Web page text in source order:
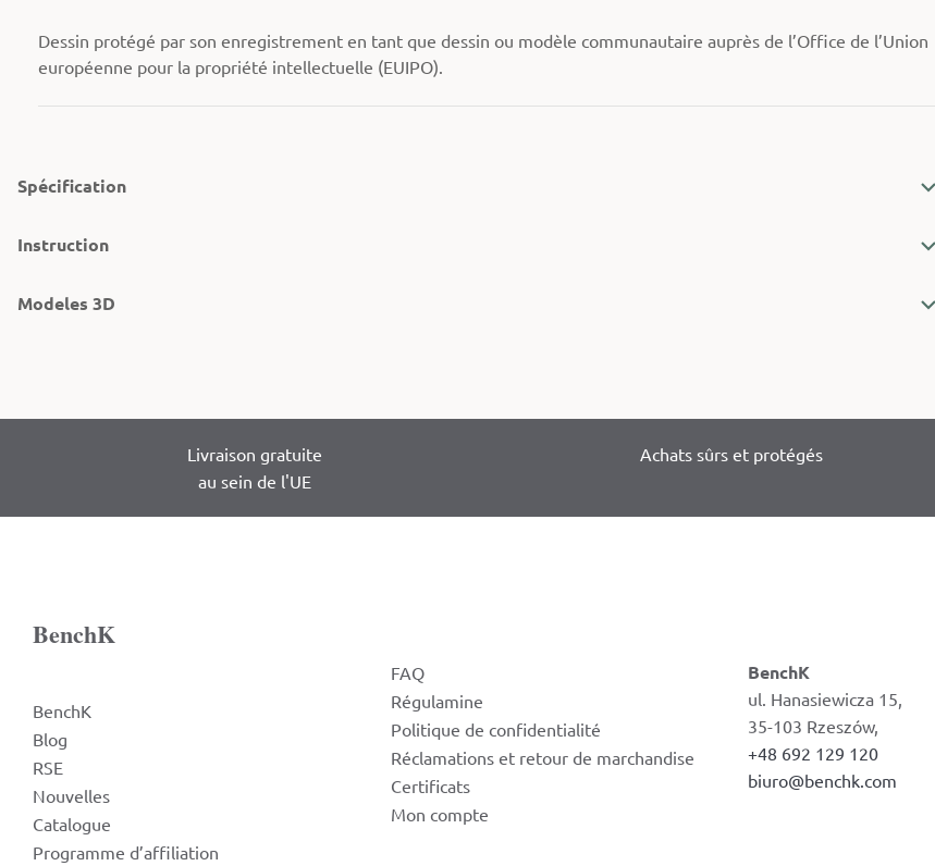
Dessin protégé par son enregistrement en tant que dessin ou modèle communautaire auprès de l’Office de l’Union
européenne pour la propriété intellectuelle (EUIPO).
Spécification
Instruction
Modeles 3D
Livraison gratuite
au sein de l'UE
Achats sûrs et protégés
BenchK
BenchK
Blog
RSE
Nouvelles
Catalogue
Programme d’affiliation
FAQ
Régulamine
Politique de confidentialité
Réclamations et retour de marchandise
Certificats
Mon compte
BenchK
ul. Hanasiewicza 15,
35-103 Rzeszów,
+48 692 129 120
biuro@benchk.com